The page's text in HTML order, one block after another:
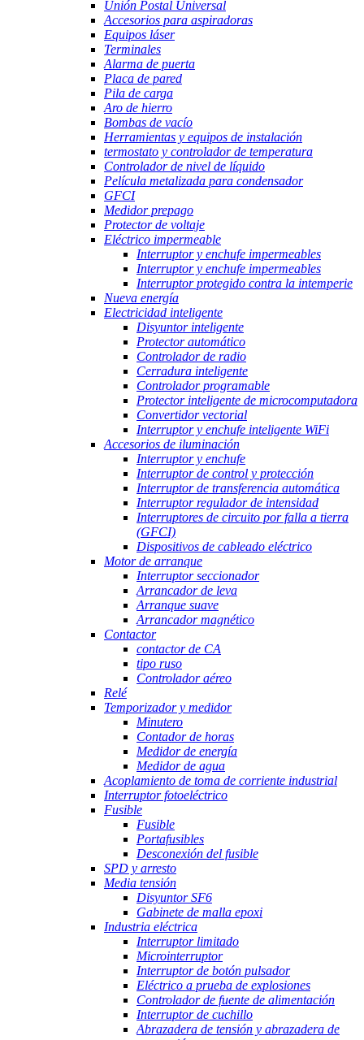
Unión Postal Universal
Accesorios para aspiradoras
Equipos láser
Terminales
Alarma de puerta
Placa de pared
Pila de carga
Aro de hierro
Bombas de vacío
Herramientas y equipos de instalación
termostato y controlador de temperatura
Controlador de nivel de líquido
Película metalizada para condensador
GFCI
Medidor prepago
Protector de voltaje
Eléctrico impermeable
Interruptor y enchufe impermeables
Interruptor y enchufe impermeables
Interruptor protegido contra la intemperie
Nueva energía
Electricidad inteligente
Disyuntor inteligente
Protector automático
Controlador de radio
Cerradura inteligente
Controlador programable
Protector inteligente de microcomputadora
Convertidor vectorial
Interruptor y enchufe inteligente WiFi
Accesorios de iluminación
Interruptor y enchufe
Interruptor de control y protección
Interruptor de transferencia automática
Interruptor regulador de intensidad
Interruptores de circuito por falla a tierra
(GFCI)
Dispositivos de cableado eléctrico
Motor de arranque
Interruptor seccionador
Arrancador de leva
Arranque suave
Arrancador magnético
Contactor
contactor de CA
tipo ruso
Controlador aéreo
Relé
Temporizador y medidor
Minutero
Contador de horas
Medidor de energía
Medidor de agua
Acoplamiento de toma de corriente industrial
Interruptor fotoeléctrico
Fusible
Fusible
Portafusibles
Desconexión del fusible
SPD y arresto
Media tensión
Disyuntor SF6
Gabinete de malla epoxi
Industria eléctrica
Interruptor limitado
Microinterruptor
Interruptor de botón pulsador
Eléctrico a prueba de explosiones
Controlador de fuente de alimentación
Interruptor de cuchillo
Abrazadera de tensión y abrazadera de